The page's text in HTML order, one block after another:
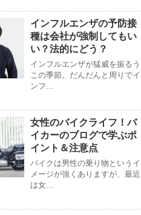
インフルエンザの予防接
種は会社が強制してもい
い？法的にどう？
インフルエンザが猛威を振るう
この季節。だんだんと周りでイ
ンフ...
女性のバイクライフ！バ
イカーのブログで学ぶポ
イント＆注意点
バイクは男性の乗り物というイ
メージが強くありますが、最近
は女...